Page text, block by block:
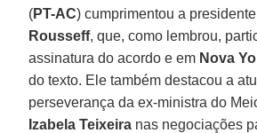
(PT-AC) cumprimentou a
Rousseff, que, como lembrou,
assinatura do acordo e em Nova
do texto. Ele também destacou a
perseverança da ex-ministra do
Izabela Teixeira nas negociações